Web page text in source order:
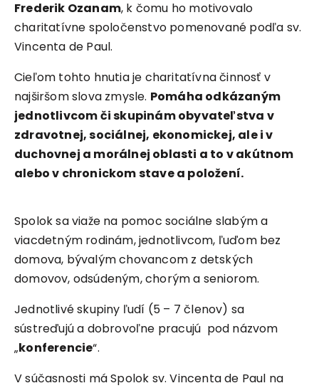
Frederik Ozanam, k čomu ho motivovalo
charitatívne spoločenstvo pomenované podľa sv.
Vincenta de Paul.
Cieľom tohto hnutia je charitatívna činnosť v
najširšom slova zmysle. Pomáha odkázaným
jednotlivcom či skupinám obyvateľstva v
zdravotnej, sociálnej, ekonomickej, ale i v
duchovnej a morálnej oblasti a to v akútnom
alebo v chronickom stave a položení.
Spolok sa viaže na pomoc sociálne slabým a
viacdetným rodinám, jednotlivcom, ľuďom bez
domova, bývalým chovancom z detských
domovov, odsúdeným, chorým a seniorom.
Jednotlivé skupiny ľudí (5 – 7 členov) sa
sústreďujú a dobrovoľne pracujú pod názvom
„konferencie“.
V súčasnosti má Spolok sv. Vincenta de Paul na